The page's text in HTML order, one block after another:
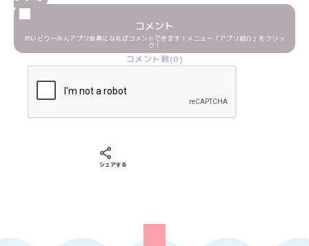
コメント
めいどりーみんアプリ会員になればコメントできます！メニュー「アプリ紹介」をクリッ
ク！
コメント数(0)
シェアする